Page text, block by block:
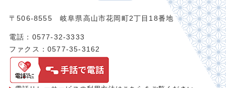
〒506-8555 岐阜県高山市花岡町2丁目18番地
電話：0577-32-3333
ファクス：0577-35-3162